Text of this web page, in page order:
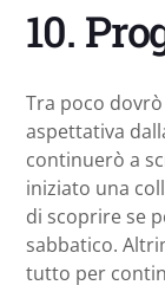
10.
Tra poco
aspettativa
continuerò a
iniziato una
di scoprire se
sabbatico.
tutto per